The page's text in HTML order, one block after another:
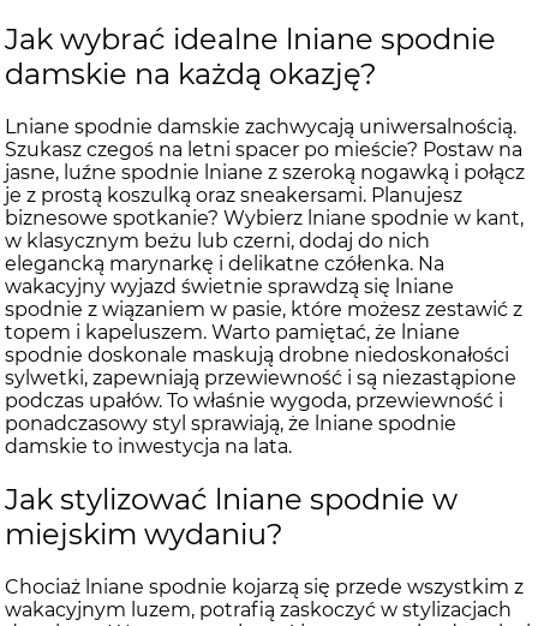
Jak wybrać idealne lniane spodnie
damskie na każdą okazję?
Lniane spodnie damskie zachwycają uniwersalnością.
Szukasz czegoś na letni spacer po mieście? Postaw na
jasne, luźne spodnie lniane z szeroką nogawką i połącz
je z prostą koszulką oraz sneakersami. Planujesz
biznesowe spotkanie? Wybierz lniane spodnie w kant,
w klasycznym beżu lub czerni, dodaj do nich
elegancką marynarkę i delikatne czółenka. Na
wakacyjny wyjazd świetnie sprawdzą się lniane
spodnie z wiązaniem w pasie, które możesz zestawić z
topem i kapeluszem. Warto pamiętać, że lniane
spodnie doskonale maskują drobne niedoskonałości
sylwetki, zapewniają przewiewność i są niezastąpione
podczas upałów. To właśnie wygoda, przewiewność i
ponadczasowy styl sprawiają, że lniane spodnie
damskie to inwestycja na lata.
Jak stylizować lniane spodnie w
miejskim wydaniu?
Chociaż lniane spodnie kojarzą się przede wszystkim z
wakacyjnym luzem, potrafią zaskoczyć w stylizacjach